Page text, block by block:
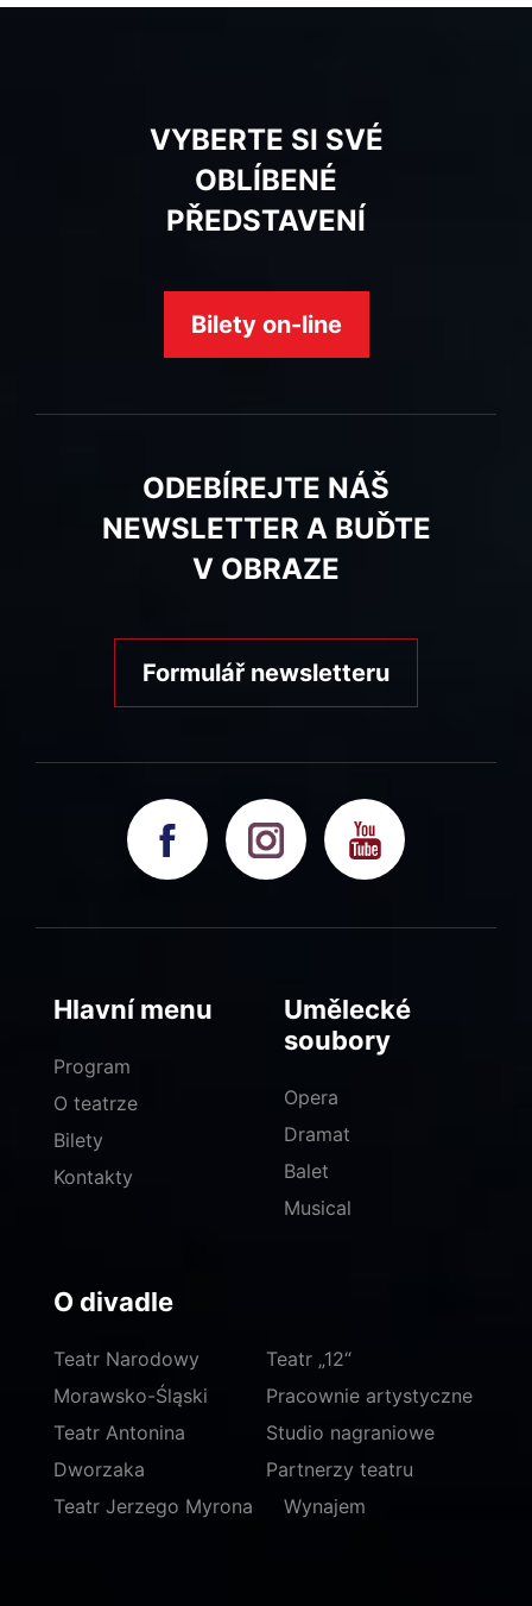
VYBERTE SI SVÉ
OBLÍBENÉ
PŘEDSTAVENÍ
Bilety on-line
ODEBÍREJTE NÁŠ
NEWSLETTER A BUĎTE
V OBRAZE
Formulář newsletteru
Hlavní menu
Program
O teatrze
Bilety
Kontakty
Umělecké
soubory
Opera
Dramat
Balet
Musical
O divadle
Teatr Narodowy
Morawsko-Śląski
Teatr Antonina
Dworzaka
Teatr Jerzego Myrona
Teatr „12“
Pracownie artystyczne
Studio nagraniowe
Partnerzy teatru
Wynajem